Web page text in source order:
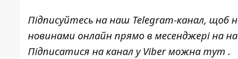
Підписуйтесь на наш Telegram-канал, щоб
новинами онлайн прямо в месенджері на
Підписатися на канал у Viber можнатут .